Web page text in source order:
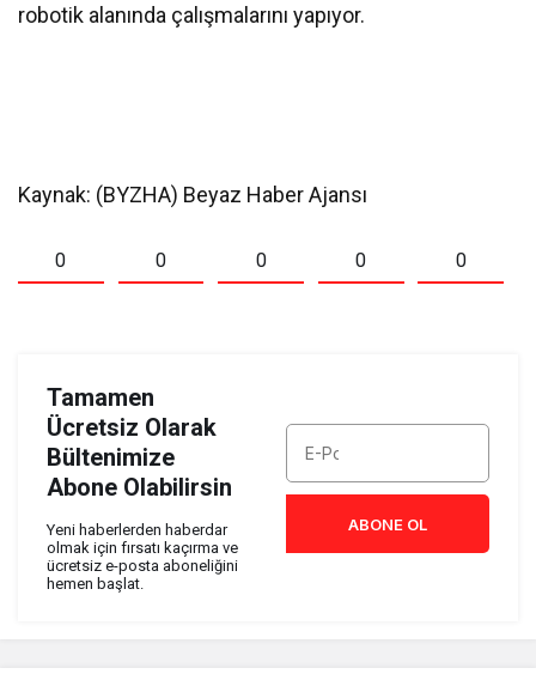
robotik alanında çalışmalarını yapıyor.
Kaynak: (BYZHA) Beyaz Haber Ajansı
0 0 0 0 0
Tamamen
Ücretsiz Olarak
Bültenimize
Abone Olabilirsin
Yeni haberlerden haberdar
olmak için fırsatı kaçırma ve
ücretsiz e-posta aboneliğini
hemen başlat.
ABONE OL